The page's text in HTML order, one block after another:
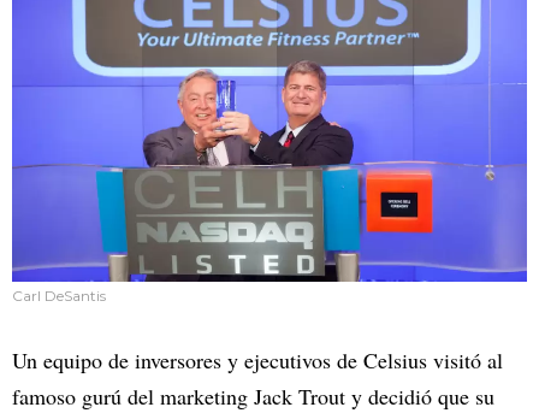
Carl DeSantis
Un equipo de inversores y ejecutivos de Celsius visitó al
famoso gurú del marketing Jack Trout y decidió que su